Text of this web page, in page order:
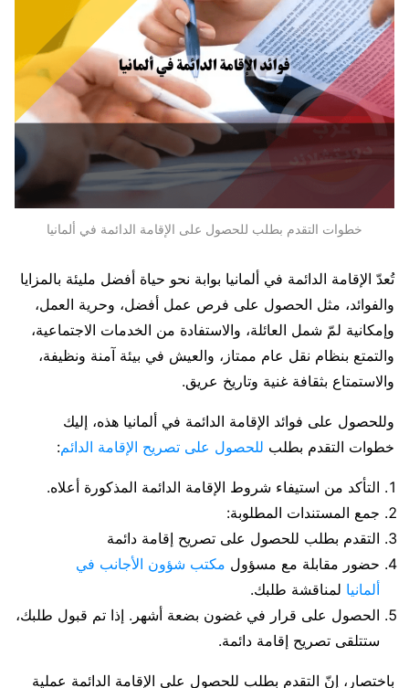
خطوات التقدم بطلب للحصول على الإقامة الدائمة في ألمانيا
تُعدّ الإقامة الدائمة في ألمانيا بوابة نحو حياة أفضل مليئة بالمزايا
والفوائد، مثل الحصول على فرص عمل أفضل، وحرية العمل،
وإمكانية لمّ شمل العائلة، والاستفادة من الخدمات الاجتماعية،
والتمتع بنظام نقل عام ممتاز، والعيش في بيئة آمنة ونظيفة،
والاستمتاع بثقافة غنية وتاريخ عريق.
وللحصول على فوائد الإقامة الدائمة في ألمانيا هذه، إليك
خطوات التقدم بطلب للحصول على تصريح الإقامة الدائم:
التأكد من استيفاء شروط الإقامة الدائمة المذكورة أعلاه.
جمع المستندات المطلوبة:
التقدم بطلب للحصول على تصريح إقامة دائمة
حضور مقابلة مع مسؤول مكتب شؤون الأجانب في
ألمانيا لمناقشة طلبك.
الحصول على قرار في غضون بضعة أشهر. إذا تم قبول طلبك،
ستتلقى تصريح إقامة دائمة.
باختصار، إنّ التقدم بطلب للحصول على الإقامة الدائمة عملية